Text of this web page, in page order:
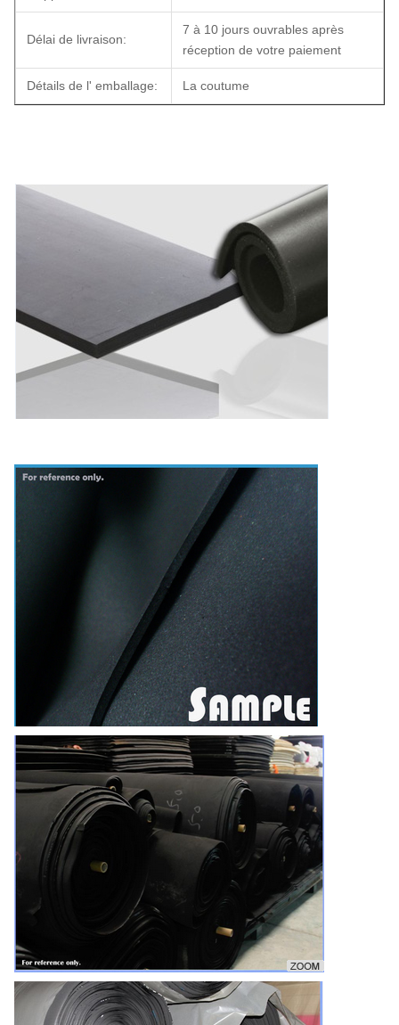
Délai de livraison:
7 à 10 jours ouvrables après
réception de votre paiement
Détails de l' emballage: La coutume